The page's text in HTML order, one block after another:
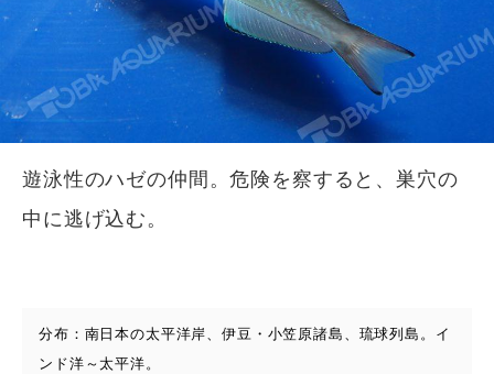
遊泳性のハゼの仲間。危険を察すると、巣穴の
中に逃げ込む。
分布：南日本の太平洋岸、伊豆・小笠原諸島、琉球列島。イ
ンド洋～太平洋。